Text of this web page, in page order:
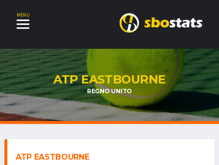
MENU
ATP EASTBOURNE
REGNO UNITO
ATP EASTBOURNE